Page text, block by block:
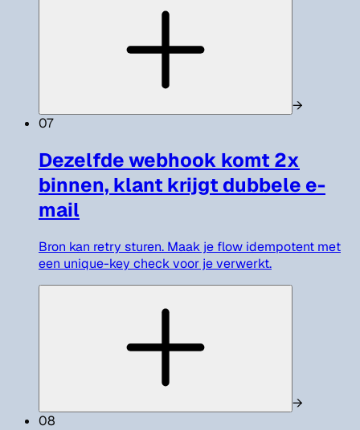
→
07
Dezelfde webhook komt 2x
binnen, klant krijgt dubbele e-
mail
Bron kan retry sturen. Maak je flow idempotent met
een unique-key check voor je verwerkt.
→
08